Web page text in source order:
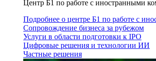
Центр Б1 по работе с иностранными
Подробнее о центре Б1 по работе с
Сопровождение бизнеса за рубежом
Услуги в области подготовки к IPO
Цифровые решения и технологии ИИ
Частные решения